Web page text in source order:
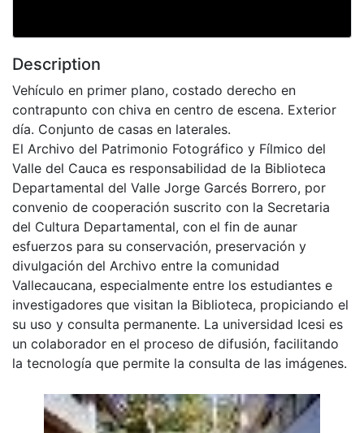
Description
Vehículo en primer plano, costado derecho en
contrapunto con chiva en centro de escena. Exterior
día. Conjunto de casas en laterales.
El Archivo del Patrimonio Fotográfico y Fílmico del
Valle del Cauca es responsabilidad de la Biblioteca
Departamental del Valle Jorge Garcés Borrero, por
convenio de cooperación suscrito con la Secretaria
del Cultura Departamental, con el fin de aunar
esfuerzos para su conservación, preservación y
divulgación del Archivo entre la comunidad
Vallecaucana, especialmente entre los estudiantes e
investigadores que visitan la Biblioteca, propiciando el
su uso y consulta permanente. La universidad Icesi es
un colaborador en el proceso de difusión, facilitando
la tecnología que permite la consulta de las imágenes.